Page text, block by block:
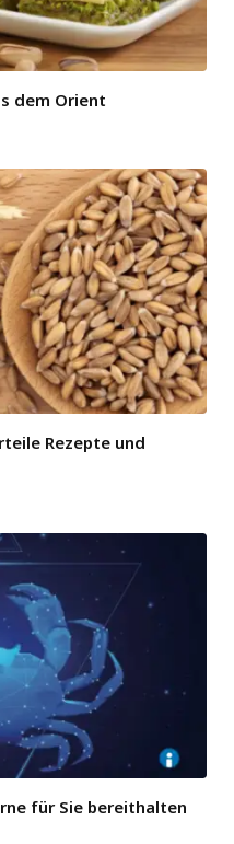
dem Orient
Rezepte und
für Sie bereithalten